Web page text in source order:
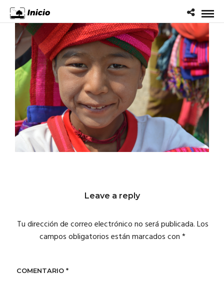
Leave a reply
Tu dirección de correo electrónico no será publicada.Los
campos obligatorios están marcados con*
COMENTARIO *